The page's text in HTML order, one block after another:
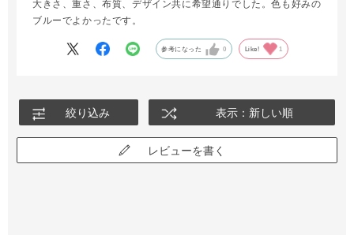
大きさ、重さ、布質、デザイン共に希望通りでした。色も好みの
ブルーでよかったです。
参考になった 0 Like! 1
絞り込み 表示：新しい順
レビューを書く